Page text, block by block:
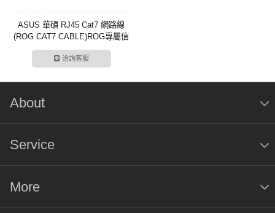
ASUS 華碩 RJ45 Cat7 網路線
(ROG CAT7 CABLE)ROG專屬信
仰 CAT7
洽詢客服
About
Service
More